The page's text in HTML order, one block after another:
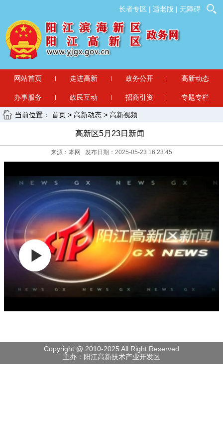
长者专区 | 适老版 | 无障碍
网站首页 走进高新 政务公开 高新动态
办事服务 政民互动 招商引资 专题专栏
当前位置： 首页 > 高新动态 > 高新视频
高新区5月23日新闻
来源：本网 发布日期：2025-05-23 16:23:45
Copyright @ 2010-2025 All Right Reserved
主办：阳江高新技术产业开发区